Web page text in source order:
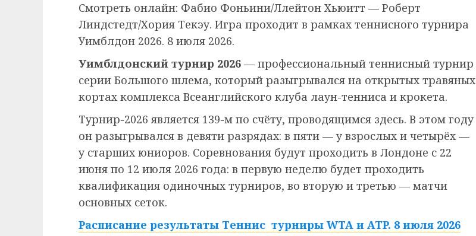
Смотреть онлайн: Фабио Фоньини/Ллейтон Хьюитт — Роберт
Линдстедт/Хория Текэу. Игра проходит в рамках теннисного турнира
Уимблдон 2026. 8 июля 2026.
Уимблдонский турнир 2026 — профессиональный теннисный турнир
серии Большого шлема, который разыгрывался на открытых травяных
кортах комплекса Всеанглийского клуба лаун-тенниса и крокета.
Турнир-2026 является 139-м по счёту, проводящимся здесь. В этом году
он разыгрывался в девяти разрядах: в пяти — у взрослых и четырёх —
у старших юниоров. Соревнования будут проходить в Лондоне с 22
июня по 12 июля 2026 года: в первую неделю будет проходить
квалификация одиночных турниров, во вторую и третью — матчи
основных сеток.
Расписание результаты Теннис турниры WTA и ATP. 8 июля 2026